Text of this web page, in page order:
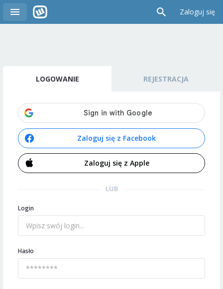
Zaloguj się
LOGOWANIE REJESTRACJA
Zaloguj się z Facebook
Zaloguj się z Apple
LUB
Login
Hasło